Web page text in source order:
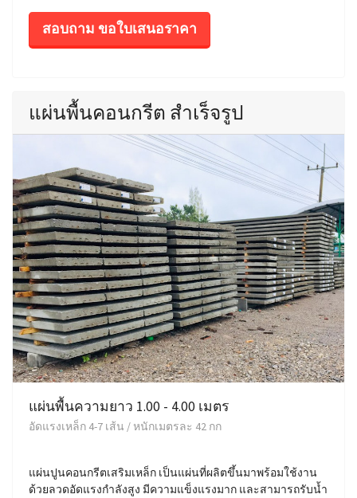
สอบถาม ขอใบเสนอราคา
แผ่นพื้นคอนกรีต สำเร็จรูป
แผ่นพื้นความยาว 1.00 - 4.00 เมตร
อัดแรงเหล็ก 4-7 เส้น / หนักเมตรละ 42 กก
แผ่นปูนคอนกรีตเสริมเหล็ก เป็นแผ่นที่ผลิตขึ้นมาพร้อมใช้งาน
ด้วยลวดอัดแรงกำลังสูง มีความแข็งแรงมาก และสามารถรับน้ำ